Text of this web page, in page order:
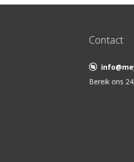
Contact
Bereik ons